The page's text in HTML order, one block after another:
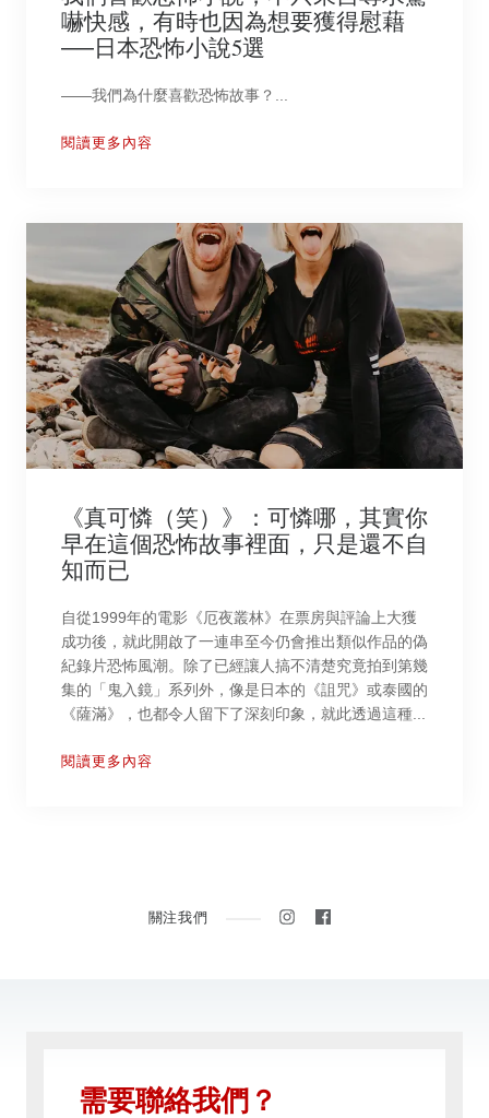
嚇快感，有時也因為想要獲得慰藉
──日本恐怖小說5選
——我們為什麼喜歡恐怖故事？...
閱讀更多內容
《真可憐（笑）》：可憐哪，其實你
早在這個恐怖故事裡面，只是還不自
知而已
自從1999年的電影《厄夜叢林》在票房與評論上大獲
成功後，就此開啟了一連串至今仍會推出類似作品的偽
紀錄片恐怖風潮。除了已經讓人搞不清楚究竟拍到第幾
集的「鬼入鏡」系列外，像是日本的《詛咒》或泰國的
《薩滿》，也都令人留下了深刻印象，就此透過這種...
閱讀更多內容
關注我們
在
INSTAGRAM
FACEBOOK
需要聯絡我們？